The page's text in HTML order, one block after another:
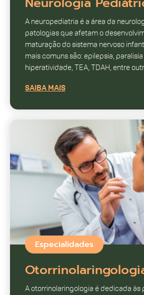
A neuropediatria é a área da
patologias que afetam o
maturação do sistema nervoso
mais comuns são: epilepsia,
hiperatividade, TEA, TDAH, entre
SAIBA MAIS
Especialidades
A otorrinolaringologia é dedicada às